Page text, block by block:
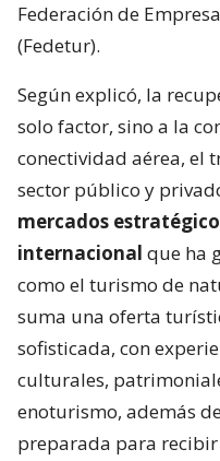
Federación de
(Fedetur).
Según explicó, la
solo factor, sino a la
conectividad aérea, el
sector público y
mercados
internacional que ha
como el turismo de
suma una oferta
sofisticada, con
culturales,
enoturismo, además
preparada para